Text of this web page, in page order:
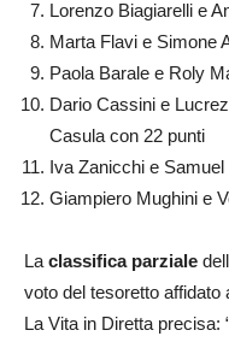
Lorenzo Biagiarelli e
Marta Flavi e Simone
Paola Barale e Roly
Dario Cassini e
Casula con 22 punti
Iva Zanicchi e
Giampiero Mughini e
La classifica parziale
voto del tesoretto affidato
La Vita in Diretta precisa: